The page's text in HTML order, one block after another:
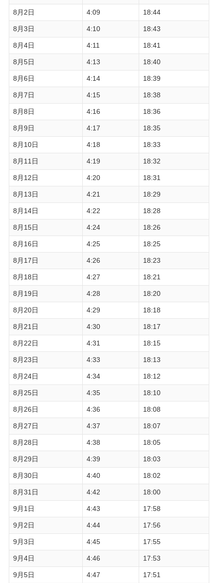
8月2日 4:09 18:44
8月3日 4:10 18:43
8月4日 4:11 18:41
8月5日 4:13 18:40
8月6日 4:14 18:39
8月7日 4:15 18:38
8月8日 4:16 18:36
8月9日 4:17 18:35
8月10日 4:18 18:33
8月11日 4:19 18:32
8月12日 4:20 18:31
8月13日 4:21 18:29
8月14日 4:22 18:28
8月15日 4:24 18:26
8月16日 4:25 18:25
8月17日 4:26 18:23
8月18日 4:27 18:21
8月19日 4:28 18:20
8月20日 4:29 18:18
8月21日 4:30 18:17
8月22日 4:31 18:15
8月23日 4:33 18:13
8月24日 4:34 18:12
8月25日 4:35 18:10
8月26日 4:36 18:08
8月27日 4:37 18:07
8月28日 4:38 18:05
8月29日 4:39 18:03
8月30日 4:40 18:02
8月31日 4:42 18:00
9月1日 4:43 17:58
9月2日 4:44 17:56
9月3日 4:45 17:55
9月4日 4:46 17:53
9月5日 4:47 17:51